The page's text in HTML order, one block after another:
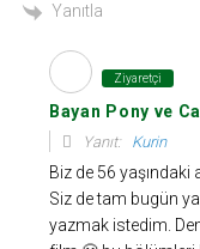
Yanıtla
Ziyaretçi
Bayan Pony ve
Yanıt: Kurin
Biz de 56
Siz de tam bugün
yazmak istedim.